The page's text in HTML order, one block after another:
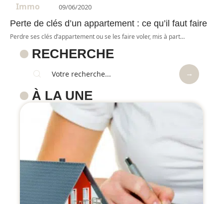
Immo 09/06/2020
Perte de clés d’un appartement : ce qu’il faut faire
Perdre ses clés d’appartement ou se les faire voler, mis à part…
RECHERCHE
À LA UNE